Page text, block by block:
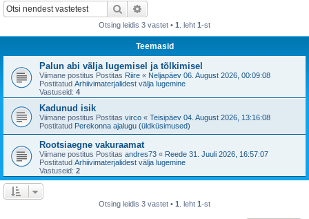
Otsi
Otsing leidis 3 vastet • 1 . leht 1-st
Teemasid
Palun abi välja lugemisel ja tõlkimisel
Viimane postitus Postitas Riire « Neljapäev 06. August 2026, 00:09:08
Postitatud Arhiivimaterjalidest välja lugemine
Vastuseid: 4
Kadunud isik
Viimane postitus Postitas virco « Teisipäev 04. August 2026, 13:16:08
Postitatud Perekonna ajalugu (üldküsimused)
Rootsiaegne vakuraamat
Viimane postitus Postitas andres73 « Reede 31. Juuli 2026, 16:57:07
Postitatud Arhiivimaterjalidest välja lugemine
Vastuseid: 2
Otsing leidis 3 vastet • 1 . leht 1-st